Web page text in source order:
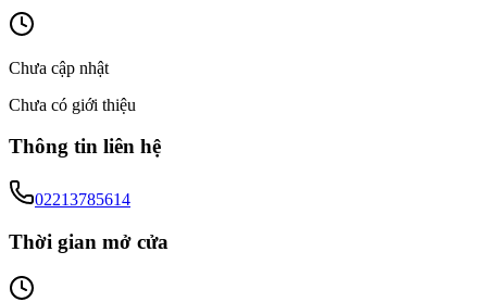
Chưa cập nhật
Chưa có giới thiệu
Thông tin liên hệ
02213785614
Thời gian mở cửa